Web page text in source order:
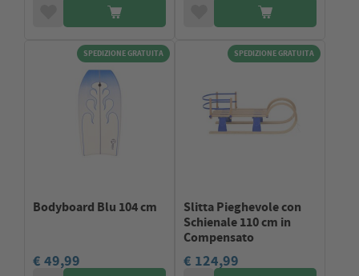
SPEDIZIONE GRATUITA
Bodyboard Blu 104 cm
€ 49,99
SPEDIZIONE GRATUITA
Slitta Pieghevole con
Schienale 110 cm in
Compensato
€ 124,99